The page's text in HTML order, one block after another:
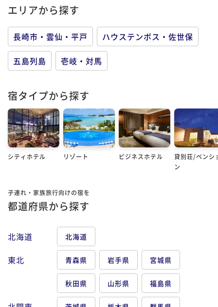
エリアから探す
長崎市・雲仙・平戸 ハウステンボス・佐世保
五島列島 壱岐・対馬
宿タイプから探す
シティホテル リゾート ビジネスホテル
貸別荘/ペンシ
ン
子連れ・家族旅行向けの宿を
都道府県から探す
北海道 北海道
東北 青森県 岩手県 宮城県
秋田県 山形県 福島県